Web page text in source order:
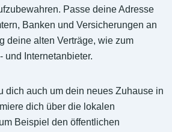
Passe deine Adresse
Banken und Versicherungen an
deine alten Verträge, wie zum
und Internetanbieter.
dich auch um dein neues Zuhause in
dich über die lokalen
Beispiel den öffentlichen